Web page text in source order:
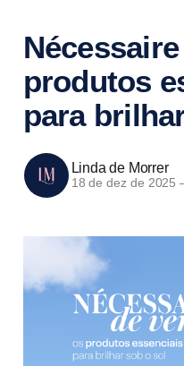
produtos
para
Linda de Morrer
18 de dez de 2025